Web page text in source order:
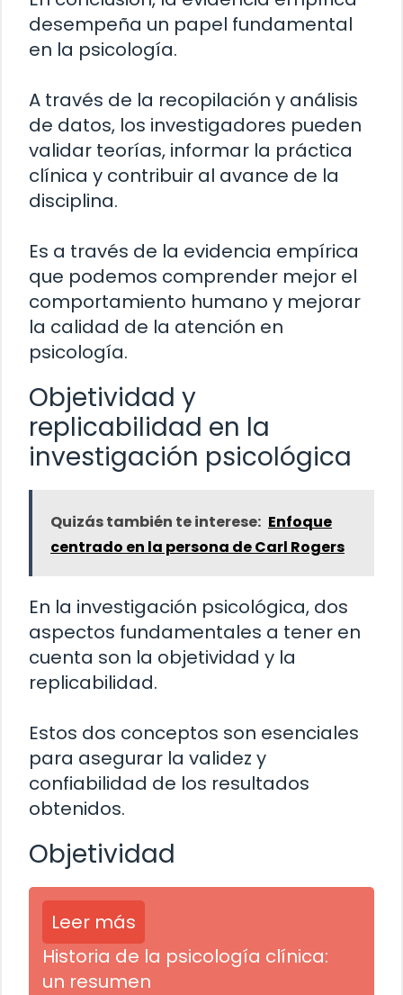
desempeña un papel fundamental
en la psicología.
A través de la recopilación y análisis
de datos, los investigadores pueden
validar teorías, informar la práctica
clínica y contribuir al avance de la
disciplina.
Es a través de la evidencia empírica
que podemos comprender mejor el
comportamiento humano y mejorar
la calidad de la atención en
psicología.
Objetividad y
replicabilidad en la
investigación psicológica
Quizás también te interese: Enfoque
centrado en la persona de Carl Rogers
En la investigación psicológica, dos
aspectos fundamentales a tener en
cuenta son la objetividad y la
replicabilidad.
Estos dos conceptos son esenciales
para asegurar la validez y
confiabilidad de los resultados
obtenidos.
Objetividad
Leer más
Historia de la psicología clínica:
un resumen